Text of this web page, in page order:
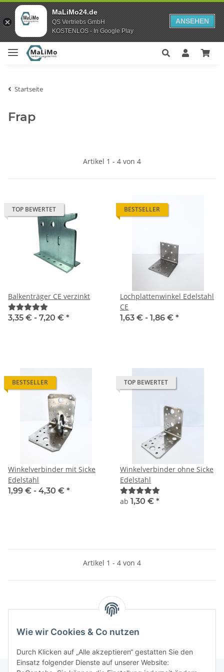
MaLiMo24.de
QS Vertriebs GmbH
KOSTENLOS - In Google Play
ANSEHEN
Startseite
Frap
Artikel 1 - 4 von 4
TOP BEWERTET
Balkenträger CE verzinkt
3,35 € - 7,20 € *
BESTSELLER
Lochplattenwinkel Edelstahl
CE
1,63 € - 1,86 € *
BESTSELLER
Winkelverbinder mit Sicke
Edelstahl
1,99 € - 4,30 € *
TOP BEWERTET
Winkelverbinder ohne Sicke
Edelstahl
ab 1,30 € *
Artikel 1 - 4 von 4
Wie wir Cookies & Co nutzen
Durch Klicken auf „Alle akzeptieren“ gestatten Sie den
Einsatz folgender Dienste auf unserer Website: